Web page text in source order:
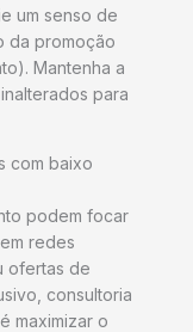
um senso de
da promoção
Mantenha a
para
com baixo
podem focar
redes
ofertas de
consultoria
maximizar o